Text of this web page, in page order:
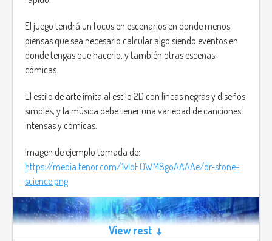
El juego tendrá un focus en escenarios en donde menos
piensas que sea necesario calcular algo siendo eventos en
donde tengas que hacerlo, y también otras escenas
cómicas.
El estilo de arte imita al estilo 2D con líneas negras y diseños
simples, y la música debe tener una variedad de canciones
intensas y cómicas.
Imagen de ejemplo tomada de:
https://media.tenor.com/1vIoFOWM8goAAAAe/dr-stone-
science.png
View rest ↓